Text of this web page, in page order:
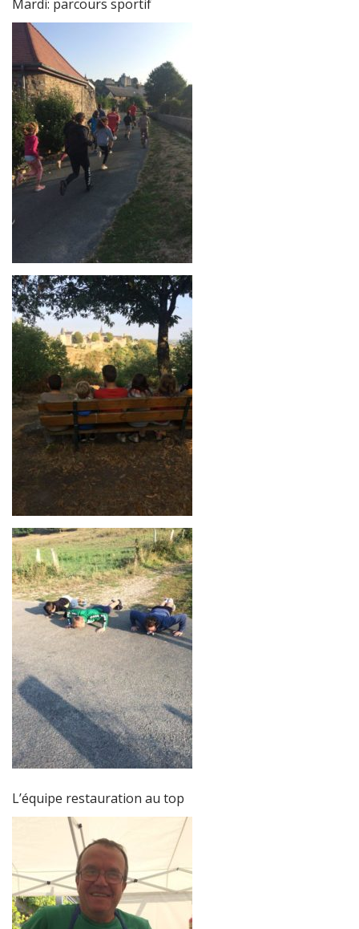
Mardi: parcours sportif
L’équipe restauration au top